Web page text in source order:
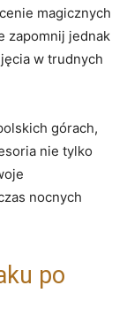
magicznych
zapomnij jednak
w trudnych
górach,
nie tylko⁢
⁤nocnych
po